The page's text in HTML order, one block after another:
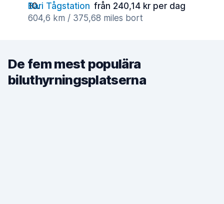
Bari Tågstation från 240,14 kr per dag
604,6 km / 375,68 miles bort
De fem mest populära
biluthyrningsplatserna